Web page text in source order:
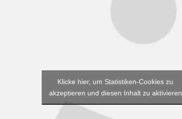
Klicke hier, um Statistiken-Cookies zu
akzeptieren und diesen Inhalt zu aktivieren